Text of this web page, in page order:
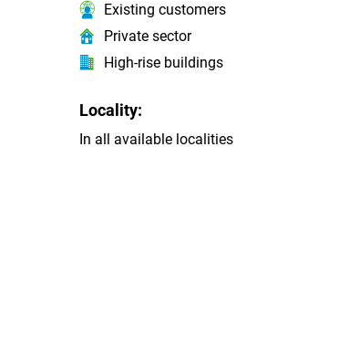
Existing customers
Private sector
High-rise buildings
Locality:
In all available localities